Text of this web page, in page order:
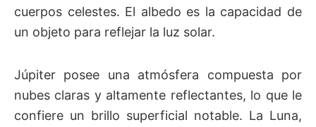
cuerpos celestes. El albedo es la capacidad de
un objeto para reflejar la luz solar.
Júpiter posee una atmósfera compuesta por
nubes claras y altamente reflectantes, lo que le
confiere un brillo superficial notable. La Luna,